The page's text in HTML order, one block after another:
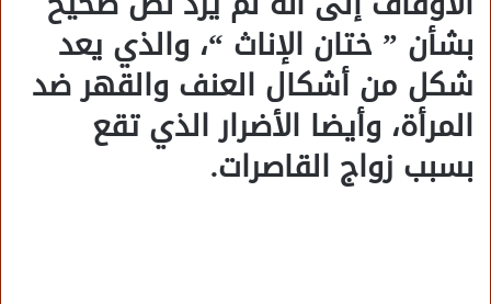
بشأن ” ختان الإناث “، والذي يعد
شكل من أشكال العنف والقهر ضد
المرأة، وأيضا الأضرار الذي تقع
بسبب زواج القاصرات.